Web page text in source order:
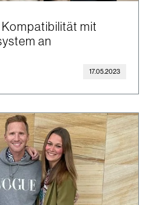
mit
an
17.05.2023